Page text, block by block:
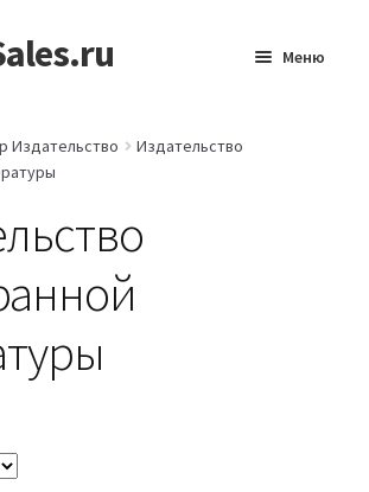
Меню
Издательство
Издательство